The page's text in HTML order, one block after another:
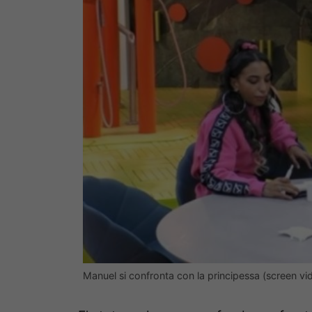
Manuel si confronta con la principessa (screen